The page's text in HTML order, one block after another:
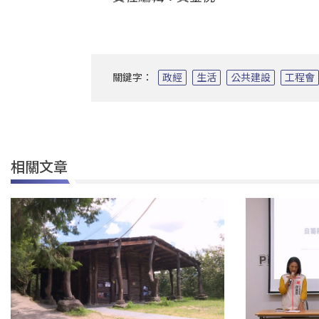
關鍵字： 政經 生活 公共建設 工程會
相關文章